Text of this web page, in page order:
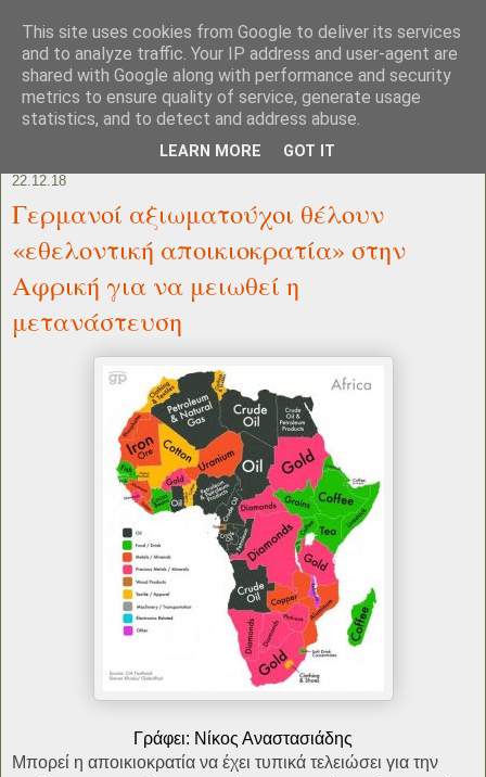
22.12.18
Γερμανοί αξιωματούχοι θέλουν
«εθελοντική αποικιοκρατία» στην
Αφρική για να μειωθεί η
μετανάστευση
Γράφει: Νίκος Αναστασιάδης
Μπορεί η αποικιοκρατία να έχει τυπικά τελειώσει για την
This site uses cookies from Google to deliver its services
and to analyze traffic. Your IP address and user-agent are
shared with Google along with performance and security
metrics to ensure quality of service, generate usage
statistics, and to detect and address abuse.
LEARN MORE GOT IT